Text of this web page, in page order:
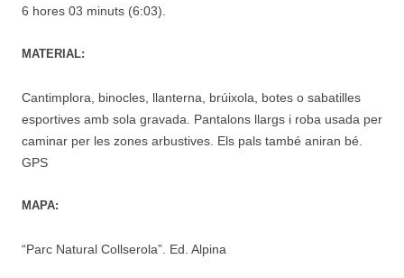
6 hores 03 minuts (6:03).
MATERIAL:
Cantimplora, binocles, llanterna, brúixola, botes o sabatilles
esportives amb sola gravada. Pantalons llargs i roba usada per
caminar per les zones arbustives. Els pals també aniran bé.
GPS
MAPA:
“Parc Natural Collserola”. Ed. Alpina